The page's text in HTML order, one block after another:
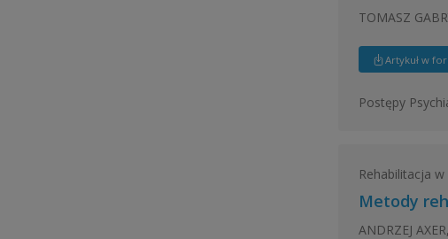
TOMASZ
Artykuł w
Postępy
Rehabilitacja
Metody
ANDRZEJ